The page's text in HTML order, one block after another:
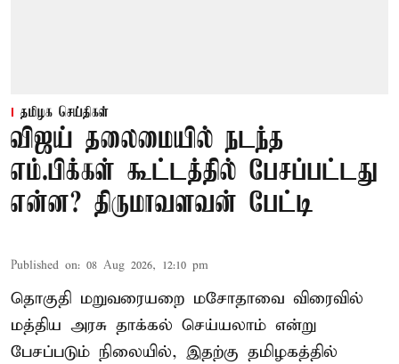
தமிழக செய்திகள்
விஜய் தலைமையில் நடந்த
எம்.பிக்கள் கூட்டத்தில் பேசப்பட்டது
என்ன? திருமாவளவன் பேட்டி
Published on: 08 Aug 2026, 12:10 pm
தொகுதி மறுவரையறை மசோதாவை விரைவில்
மத்திய அரசு தாக்கல் செய்யலாம் என்று
பேசப்படும் நிலையில், இதற்கு தமிழகத்தில்